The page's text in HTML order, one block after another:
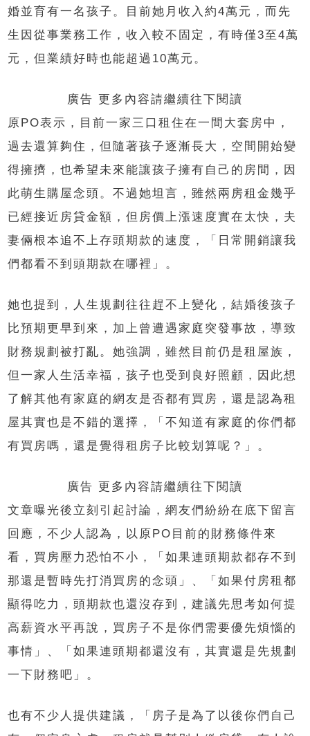
婚並育有一名孩子。目前她月收入約4萬元，而先
生因從事業務工作，收入較不固定，有時僅3至4萬
元，但業績好時也能超過10萬元。
廣告 更多內容請繼續往下閱讀
原PO表示，目前一家三口租住在一間大套房中，
過去還算夠住，但隨著孩子逐漸長大，空間開始變
得擁擠，也希望未來能讓孩子擁有自己的房間，因
此萌生購屋念頭。不過她坦言，雖然兩房租金幾乎
已經接近房貸金額，但房價上漲速度實在太快，夫
妻倆根本追不上存頭期款的速度，「日常開銷讓我
們都看不到頭期款在哪裡」。
她也提到，人生規劃往往趕不上變化，結婚後孩子
比預期更早到來，加上曾遭遇家庭突發事故，導致
財務規劃被打亂。她強調，雖然目前仍是租屋族，
但一家人生活幸福，孩子也受到良好照顧，因此想
了解其他有家庭的網友是否都有買房，還是認為租
屋其實也是不錯的選擇，「不知道有家庭的你們都
有買房嗎，還是覺得租房子比較划算呢？」。
廣告 更多內容請繼續往下閱讀
文章曝光後立刻引起討論，網友們紛紛在底下留言
回應，不少人認為，以原PO目前的財務條件來
看，買房壓力恐怕不小，「如果連頭期款都存不到
那還是暫時先打消買房的念頭」、「如果付房租都
顯得吃力，頭期款也還沒存到，建議先思考如何提
高薪資水平再說，買房子不是你們需要優先煩惱的
事情」、「如果連頭期都還沒有，其實還是先規劃
一下財務吧」。
也有不少人提供建議，「房子是為了以後你們自己